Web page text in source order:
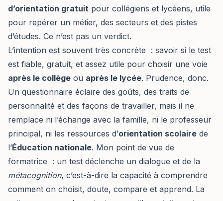
d’orientation gratuit pour collégiens et lycéens, utile
pour repérer un métier, des secteurs et des pistes
d’études. Ce n’est pas un verdict.
L’intention est souvent très concrète : savoir si le test
est fiable, gratuit, et assez utile pour choisir une voie
après le collège ou après le lycée. Prudence, donc.
Un questionnaire éclaire des goûts, des traits de
personnalité et des façons de travailler, mais il ne
remplace ni l’échange avec la famille, ni le professeur
principal, ni les ressources d’orientation scolaire de
l’Éducation nationale. Mon point de vue de
formatrice : un test déclenche un dialogue et de la
métacognition, c’est-à-dire la capacité à comprendre
comment on choisit, doute, compare et apprend. La